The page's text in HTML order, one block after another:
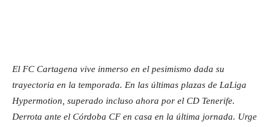
El FC Cartagena vive inmerso en el pesimismo dada su
trayectoria en la temporada. En las últimas plazas de LaLiga
Hypermotion, superado incluso ahora por el CD Tenerife.
Derrota ante el Córdoba CF en casa en la última jornada. Urge